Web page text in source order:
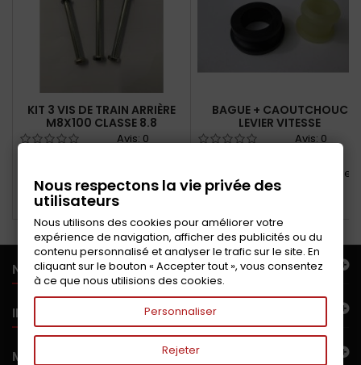
KIT 3 VIS DE TRAIN ARRIÈRE
M8X100 CLASSE 8.8
Avis: 0
Ajouter au panier
BAGUE + CAOUTCHOUC
LEVIER VITESSE
Avis: 0
entretoise du palier de levier
vitesse
NOTRE OFFRE
INFORMATIONS
MON COMPTE
Nous respectons la vie privée des
utilisateurs
Nous utilisons des cookies pour améliorer votre
expérience de navigation, afficher des publicités ou du
contenu personnalisé et analyser le trafic sur le site. En
cliquant sur le bouton « Accepter tout », vous consentez
à ce que nous utilisions des cookies.
Personnaliser
Rejeter